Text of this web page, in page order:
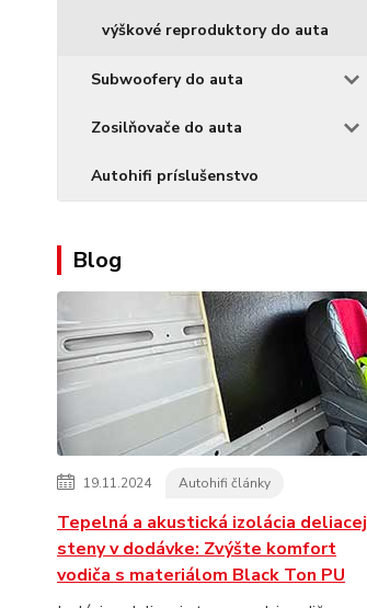
výškové reproduktory do auta
Subwoofery do auta
Zosilňovače do auta
Autohifi príslušenstvo
Blog
19.11.2024 Autohifi články
Tepelná a akustická izolácia deliacej
steny v dodávke: Zvýšte komfort
vodiča s materiálom Black Ton PU